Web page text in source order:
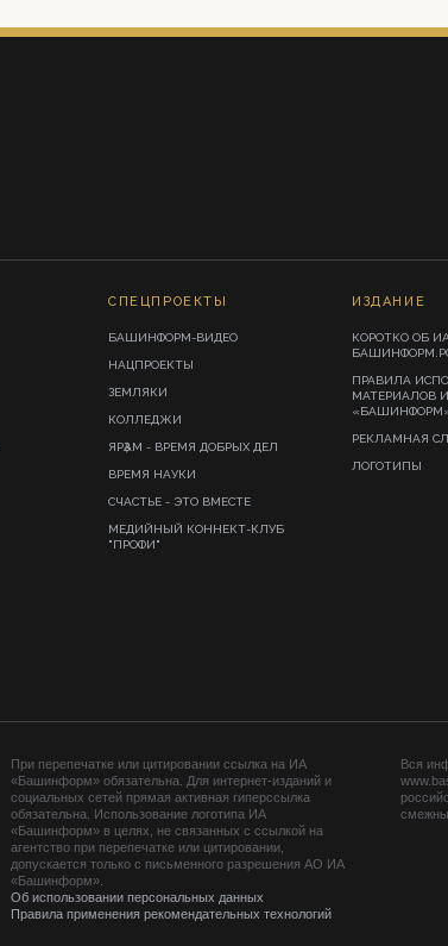
СПЕЦПРОЕКТЫ
БАШИНФОРМ-ВИДЕО
НАЦПРОЕКТЫ
ЗЕМЛЯКИ
КОЛЛЕДЖИ
ЯРҘАМ - ВРЕМЯ ДОБРЫХ ДЕЛ
ВРЕМЯ НАУКИ
СЧАСТЬЕ - ЭТО ВМЕСТЕ
МЕДИЙНЫЙ КОННЕКТ-КЛУБ
"ПРОФИ"
ИЗДАНИЕ
КОРОТКО ОБ
ПРАВИЛА
МАТЕРИАЛОВ
РЕКЛАМНАЯ
ЛОГОТИПЫ
При перепечатке или цитировании ссылка на ИА
«Башинформ» обязательна. Для интернет-изданий и
социальных сетей прямая активная гиперссылка
обязательна. Использование логотипа ИА
«Башинформ» в целях, не связанных с ссылкой на
агентство при перепечатке или цитировании,
допускается только с письменного разрешения АО ИА
«Башинформ».
Об использовании персональных данных
Правила применения рекомендательных технологий
Вся